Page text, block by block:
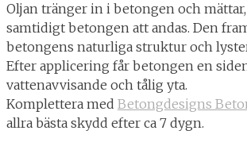
Oljan tränger in i betongen och
samtidigt betongen att andas. Den
betongens naturliga struktur och
Efter applicering får betongen en
vattenavvisande och tålig yta.
Komplettera med Betongdesigns
allra bästa skydd efter ca 7 dygn.